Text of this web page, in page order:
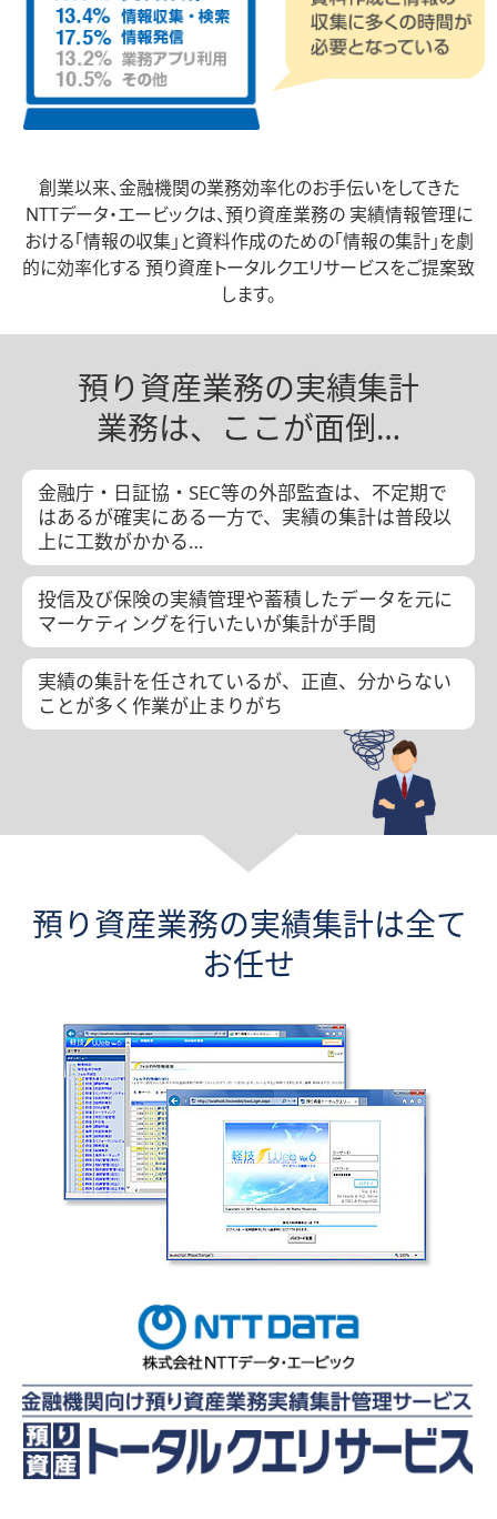
創業以来、金融機関の業務効率化のお手伝いをしてきた
NTTデータ・エービックは、預り資産業務の実績情報管理に
おける「情報の収集」と資料作成のための「情報の集計」を劇
的に効率化する 預り資産トータルクエリサービスをご提案致
します。
預り資産業務の実績集計
業務は、
ここが面倒…
金融庁・日証協・SEC等の外部監査は、不定期で
はあるが確実にある一方で、実績の集計は普段以
上に工数がかかる…
投信及び保険の実績管理や蓄積したデータを元に
マーケティングを行いたいが集計が手間
実績の集計を任されているが、正直、分からない
ことが多く作業が止まりがち
預り資産業務の実績集計は全て
お任せ